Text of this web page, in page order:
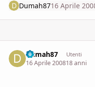
Dumah8716 Aprile
Dumah87 Utenti
16 Aprile 200818 anni